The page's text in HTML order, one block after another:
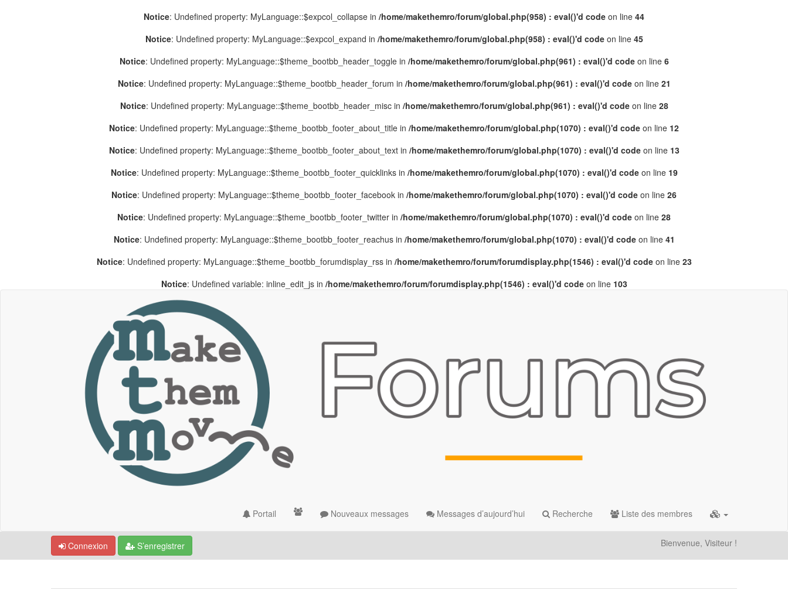
Notice: Undefined property: MyLanguage::$expcol_collapse in /home/makethemro/forum/global.php(958) : eval()'d code on line 44
Notice: Undefined property: MyLanguage::$expcol_expand in /home/makethemro/forum/global.php(958) : eval()'d codeon line 45
Notice: Undefined property: MyLanguage::$theme_bootbb_header_toggle in /home/makethemro/forum/global.php(961) : eval()'d codeon line 6
Notice: Undefined property: MyLanguage::$theme_bootbb_header_forum in /home/makethemro/forum/global.php(961) : eval()'d codeon line 21
Notice: Undefined property: MyLanguage::$theme_bootbb_header_misc in /home/makethemro/forum/global.php(961) : eval()'d codeon line 28
Notice: Undefined property: MyLanguage::$theme_bootbb_footer_about_title in /home/makethemro/forum/global.php(1070) : eval()'d code on line 12
Notice: Undefined property: MyLanguage::$theme_bootbb_footer_about_text in /home/makethemro/forum/global.php(1070) : eval()'d codeon line 13
Notice: Undefined property: MyLanguage::$theme_bootbb_footer_quicklinks in /home/makethemro/forum/global.php(1070) : eval()'d codeon line 19
Notice: Undefined property: MyLanguage::$theme_bootbb_footer_facebook in /home/makethemro/forum/global.php(1070) : eval()'d code on line 26
Notice: Undefined property: MyLanguage::$theme_bootbb_footer_twitter in /home/makethemro/forum/global.php(1070) : eval()'d code on line 28
Notice: Undefined property: MyLanguage::$theme_bootbb_footer_reachus in /home/makethemro/forum/global.php(1070) : eval()'d codeon line 41
Notice: Undefined property: MyLanguage::$theme_bootbb_forumdisplay_rss in /home/makethemro/forum/forumdisplay.php(1546) : eval()'d codeon line 23
Notice: Undefined variable: inline_edit_js in /home/makethemro/forum/forumdisplay.php(1546) : eval()'d codeon line 103
Portail Nouveaux messages Messages d’aujourd’hui Recherche Liste des membres
Connexion S’enregistrer Bienvenue, Visiteur !